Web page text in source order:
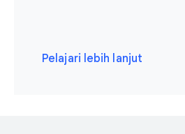
Pelajari lebih lanjut